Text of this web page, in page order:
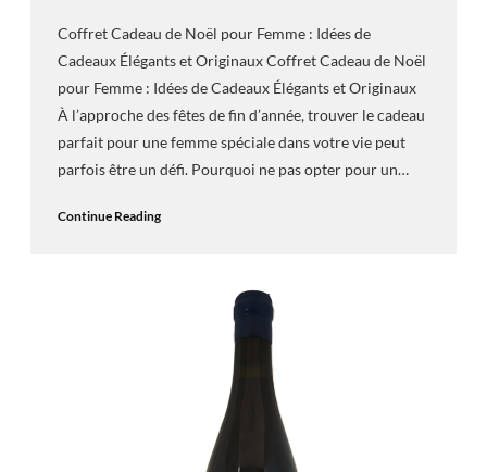
Coffret Cadeau de Noël pour Femme : Idées de
Cadeaux Élégants et Originaux Coffret Cadeau de Noël
pour Femme : Idées de Cadeaux Élégants et Originaux
À l’approche des fêtes de fin d’année, trouver le cadeau
parfait pour une femme spéciale dans votre vie peut
parfois être un défi. Pourquoi ne pas opter pour un…
Continue Reading